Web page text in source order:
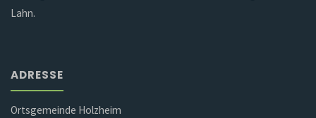
Lahn.
ADRESSE
Ortsgemeinde Holzheim